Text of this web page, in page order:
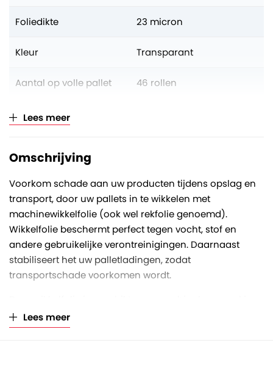
Foliedikte 23 micron
Kleur Transparant
Aantal op volle pallet 46 rollen
Verkoopeenheid
Lees meer
Omschrijving
Voorkom schade aan uw producten tijdens opslag en
transport, door uw pallets in te wikkelen met
machinewikkelfolie (ook wel rekfolie genoemd).
Wikkelfolie beschermt perfect tegen vocht, stof en
andere gebruikelijke verontreinigingen. Daarnaast
stabiliseert het uw palletladingen, zodat
transportschade voorkomen wordt.
De rekfolie dient door de wikkelmachine zo strak
mogelijk aangebracht te worden rondom het
Lees meer